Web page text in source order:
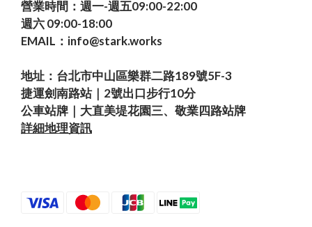
營業時間：週一-週五09:00-22:00
週六 09:00-18:00
EMAIL：info@stark.works
地址：台北市中山區樂群二路189號5F-3
捷運劍南路站｜2號出口步行10分
公車站牌｜大直美堤花園三、敬業四路站牌
詳細地理資訊